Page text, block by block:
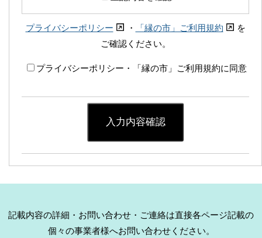
プライバシーポリシー ・ 「縁の市」ご利用規約
を
ご確認ください。
プライバシーポリシー・「縁の市」ご利用規約に同意
入力内容確認
記載内容の詳細・お問い合わせ・ご連絡は直接各ページ記載の
個々の事業者様へお問い合わせください。